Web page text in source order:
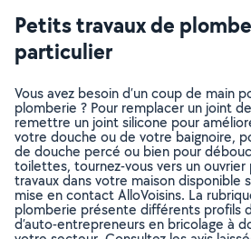
Petits travaux de
particulier
Vous avez besoin d’un coup de main
plomberie ? Pour remplacer un joint
remettre un joint silicone pour
votre douche ou de votre baignoire,
de douche percé ou bien pour
toilettes, tournez-vous vers un ouvrier
travaux dans votre maison disponible
mise en contact AlloVoisins. La
plomberie présente différents profils
d’auto-entrepreneurs en bricolage à